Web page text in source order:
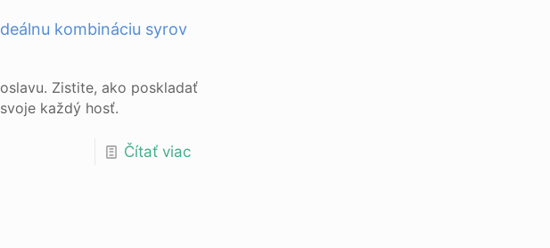
kombináciu syrov
Zistite, ako poskladať
každý hosť.
Čítať viac